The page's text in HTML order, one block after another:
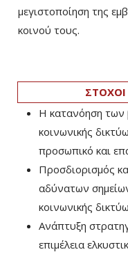
μεγιστοποίηση της
κοινού τους.
Η κατανόηση
κοινωνικής
προσωπικό και
Προσδιορισμός
αδύνατων
κοινωνικής
Ανάπτυξη
επιμέλεια